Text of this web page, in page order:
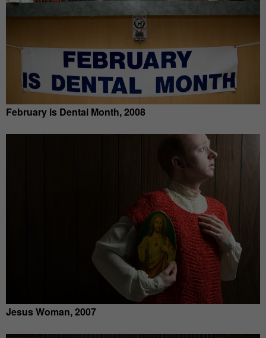
February is Dental Month, 2008
Jesus Woman, 2007